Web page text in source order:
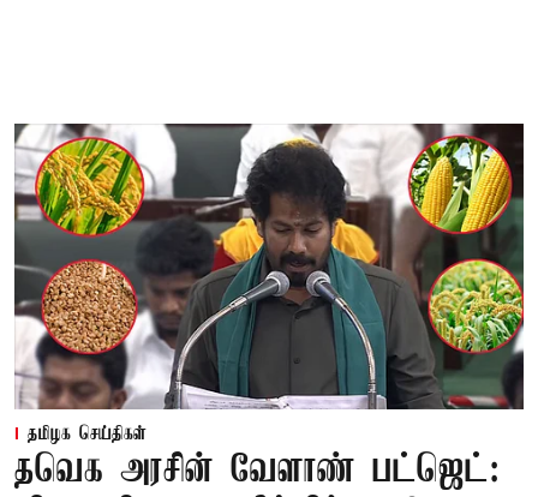
தமிழக செய்திகள்
தவெக அரசின் வேளாண் பட்ஜெட்: